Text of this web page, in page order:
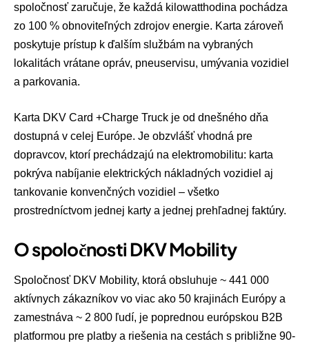
spoločnosť zaručuje, že každá kilowatthodina pochádza
zo 100 % obnoviteľných zdrojov energie. Karta zároveň
poskytuje prístup k ďalším službám na vybraných
lokalitách vrátane opráv, pneuservisu, umývania vozidiel
a parkovania.
Karta DKV Card +Charge Truck je od dnešného dňa
dostupná v celej Európe. Je obzvlášť vhodná pre
dopravcov, ktorí prechádzajú na elektromobilitu: karta
pokrýva nabíjanie elektrických nákladných vozidiel aj
tankovanie konvenčných vozidiel – všetko
prostredníctvom jednej karty a jednej prehľadnej faktúry.
O spoločnosti DKV Mobility
Spoločnosť DKV Mobility, ktorá obsluhuje ~ 441 000
aktívnych zákazníkov vo viac ako 50 krajinách Európy a
zamestnáva ~ 2 800 ľudí, je poprednou európskou B2B
platformou pre platby a riešenia na cestách s približne 90-